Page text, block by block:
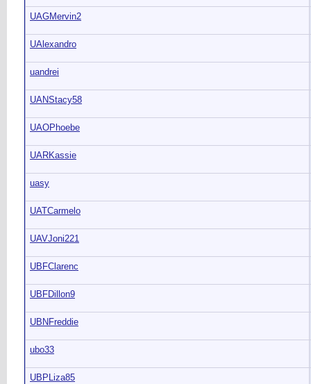
UAGMervin2
UAlexandro
uandrei
UANStacy58
UAOPhoebe
UARKassie
uasy
UATCarmelo
UAVJoni221
UBFClarenc
UBFDillon9
UBNFreddie
ubo33
UBPLiza85